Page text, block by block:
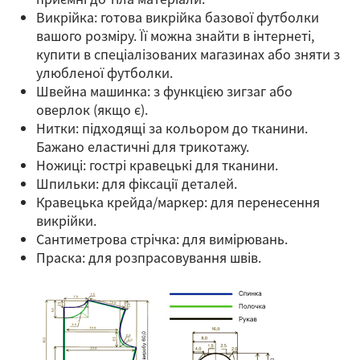
Викрійка: готова викрійка базової футболки
вашого розміру. Її можна знайти в інтернеті,
купити в спеціалізованих магазинах або зняти з
улюбленої футболки.
Швейна машинка: з функцією зигзаг або
оверлок (якщо є).
Нитки: підходящі за кольором до тканини.
Бажано еластичні для трикотажу.
Ножиці: гострі кравецькі для тканини.
Шпильки: для фіксації деталей.
Кравецька крейда/маркер: для перенесення
викрійки.
Сантиметрова стрічка: для вимірювань.
Праска: для розпрасовування швів.